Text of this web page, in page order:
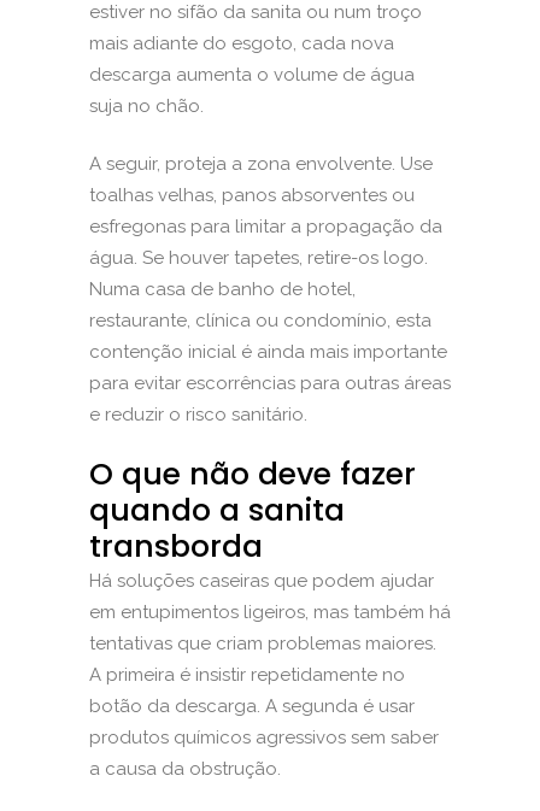
estiver no sifão da sanita ou num troço
mais adiante do esgoto, cada nova
descarga aumenta o volume de água
suja no chão.
A seguir, proteja a zona envolvente. Use
toalhas velhas, panos absorventes ou
esfregonas para limitar a propagação da
água. Se houver tapetes, retire-os logo.
Numa casa de banho de hotel,
restaurante, clínica ou condomínio, esta
contenção inicial é ainda mais importante
para evitar escorrências para outras áreas
e reduzir o risco sanitário.
O que não deve fazer
quando a sanita
transborda
Há soluções caseiras que podem ajudar
em entupimentos ligeiros, mas também há
tentativas que criam problemas maiores.
A primeira é insistir repetidamente no
botão da descarga. A segunda é usar
produtos químicos agressivos sem saber
a causa da obstrução.